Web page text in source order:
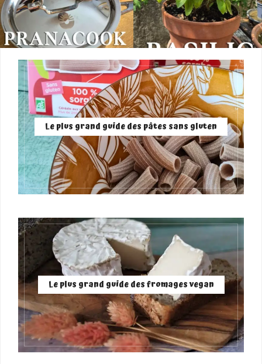
Le plus grand guide des pâtes sans gluten
Le plus grand guide des fromages vegan